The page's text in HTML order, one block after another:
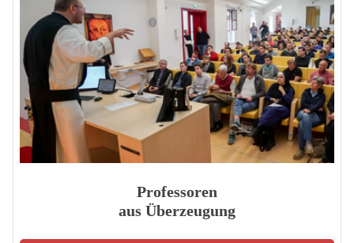
Professoren
aus Überzeugung